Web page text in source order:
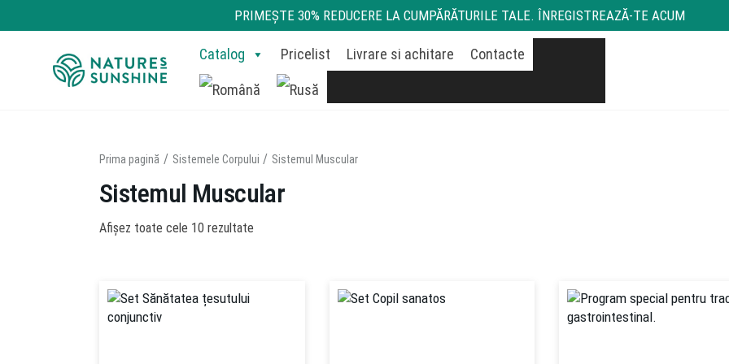
PRIMEŞTE 30% REDUCERE LA CUMPĂRĂTURILE TALE. ÎNREGISTREAZĂ-TE ACUM
Catalog Pricelist Livrare si achitare Contacte
Sistemele Corpului Livrare si achitare Pricelist Contact Coș
Prima pagină Sistemele Corpului Sistemul Muscular
Sistemul Muscular
Afișez toate cele 10 rezultate